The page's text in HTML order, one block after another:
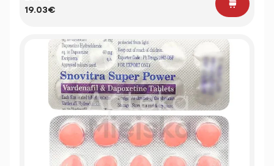
19.03€